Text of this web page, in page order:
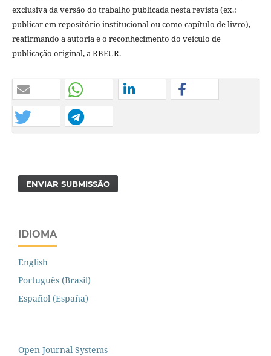
exclusiva da versão do trabalho publicada nesta revista (ex.:
publicar em repositório institucional ou como capítulo de livro),
reafirmando a autoria e o reconhecimento do veículo de
publicação original, a RBEUR.
ENVIAR SUBMISSÃO
IDIOMA
English
Português (Brasil)
Español (España)
Open Journal Systems